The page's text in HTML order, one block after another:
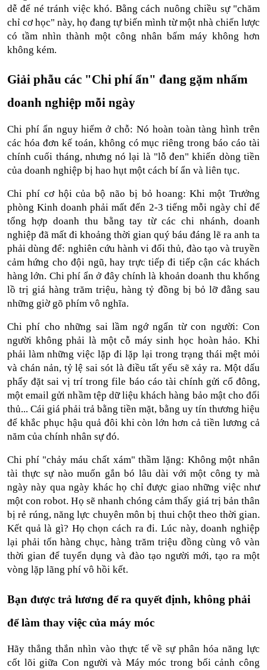
dễ để né tránh việc khó. Bằng cách nuông chiều sự "chăm
chỉ cơ học" này, họ đang tự biến mình từ một nhà chiến lược
có tầm nhìn thành một công nhân bấm máy không hơn
không kém.
Giải phẫu các "Chi phí ẩn" đang gặm nhấm
doanh nghiệp mỗi ngày
Chi phí ẩn nguy hiểm ở chỗ: Nó hoàn toàn tàng hình trên
các hóa đơn kế toán, không có mục riêng trong báo cáo tài
chính cuối tháng, nhưng nó lại là "lỗ đen" khiến dòng tiền
của doanh nghiệp bị hao hụt một cách bí ẩn và liên tục.
Chi phí cơ hội của bộ não bị bỏ hoang: Khi một Trưởng
phòng Kinh doanh phải mất đến 2-3 tiếng mỗi ngày chỉ để
tổng hợp doanh thu bằng tay từ các chi nhánh, doanh
nghiệp đã mất đi khoảng thời gian quý báu đáng lẽ ra anh ta
phải dùng để: nghiên cứu hành vi đối thủ, đào tạo và truyền
cảm hứng cho đội ngũ, hay trực tiếp đi tiếp cận các khách
hàng lớn. Chi phí ẩn ở đây chính là khoản doanh thu khổng
lồ trị giá hàng trăm triệu, hàng tỷ đồng bị bỏ lỡ đằng sau
những giờ gõ phím vô nghĩa.
Chi phí cho những sai lầm ngớ ngẩn từ con người: Con
người không phải là một cỗ máy sinh học hoàn hảo. Khi
phải làm những việc lặp đi lặp lại trong trạng thái mệt mỏi
và chán nản, tỷ lệ sai sót là điều tất yếu sẽ xảy ra. Một dấu
phẩy đặt sai vị trí trong file báo cáo tài chính gửi cổ đông,
một email gửi nhầm tệp dữ liệu khách hàng bảo mật cho đối
thủ... Cái giá phải trả bằng tiền mặt, bằng uy tín thương hiệu
để khắc phục hậu quả đôi khi còn lớn hơn cả tiền lương cả
năm của chính nhân sự đó.
Chi phí "chảy máu chất xám" thầm lặng: Không một nhân
tài thực sự nào muốn gắn bó lâu dài với một công ty mà
ngày này qua ngày khác họ chỉ được giao những việc như
một con robot. Họ sẽ nhanh chóng cảm thấy giá trị bản thân
bị rẻ rúng, năng lực chuyên môn bị thui chột theo thời gian.
Kết quả là gì? Họ chọn cách ra đi. Lúc này, doanh nghiệp
lại phải tốn hàng chục, hàng trăm triệu đồng cùng vô vàn
thời gian để tuyển dụng và đào tạo người mới, tạo ra một
vòng lặp lãng phí vô hồi kết.
Bạn được trả lương để ra quyết định, không phải
để làm thay việc của máy móc
Hãy thẳng thắn nhìn vào thực tế về sự phân hóa năng lực
cốt lõi giữa Con người và Máy móc trong bối cảnh công